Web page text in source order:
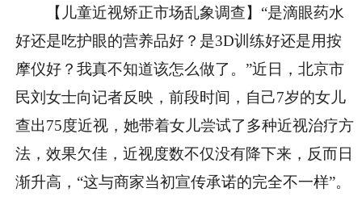
【儿童近视矫正市场乱象调查】“是滴眼药水
好还是吃护眼的营养品好？是3D训练好还是用按
摩仪好？我真不知道该怎么做了。”近日，北京市
民刘女士向记者反映，前段时间，自己7岁的女儿
查出75度近视，她带着女儿尝试了多种近视治疗方
法，效果欠佳，近视度数不仅没有降下来，反而日
渐升高，“这与商家当初宣传承诺的完全不一样”。